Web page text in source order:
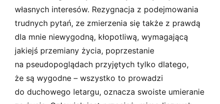
własnych interesów. Rezygnacja z podejmowania
trudnych pytań, ze zmierzenia się także z prawdą
dla mnie niewygodną, kłopotliwą, wymagającą
jakiejś przemiany życia, poprzestanie
na pseudopoglądach przyjętych tylko dlatego,
że są wygodne – wszystko to prowadzi
do duchowego letargu, oznacza swoiste umieranie